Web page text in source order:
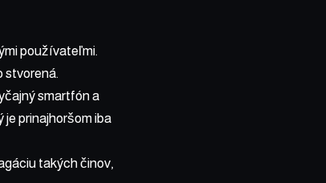
používateľmi.
stvorená.
smartfón a
je prinajhoršom iba
takých činov,